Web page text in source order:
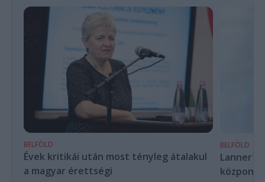
BELFÖLD
Évek kritikái után most tényleg átalakul
a magyar érettségi
BELFÖLD
Lannert